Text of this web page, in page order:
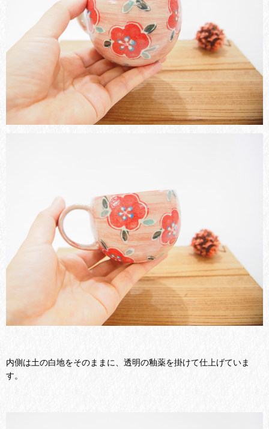
内側は土の白地をそのままに、透明の釉薬を掛けて仕上げていま
す。